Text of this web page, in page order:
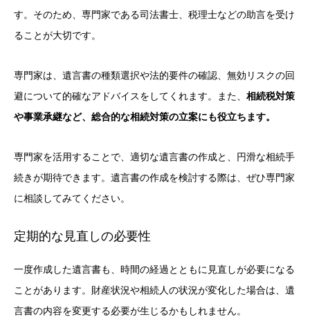
す。そのため、専門家である司法書士、税理士などの助言を受け
ることが大切です。
専門家は、遺言書の種類選択や法的要件の確認、無効リスクの回
避について的確なアドバイスをしてくれます。また、 相続税対策
や事業承継など、総合的な相続対策の立案にも役立ちます。
専門家を活用することで、適切な遺言書の作成と、円滑な相続手
続きが期待できます。遺言書の作成を検討する際は、ぜひ専門家
に相談してみてください。
定期的な見直しの必要性
一度作成した遺言書も、時間の経過とともに見直しが必要になる
ことがあります。財産状況や相続人の状況が変化した場合は、遺
言書の内容を変更する必要が生じるかもしれません。